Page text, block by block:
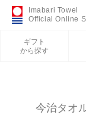
Imabari Towel
Official Online
ギフト
から探す
ギフトから探す
今治タオ